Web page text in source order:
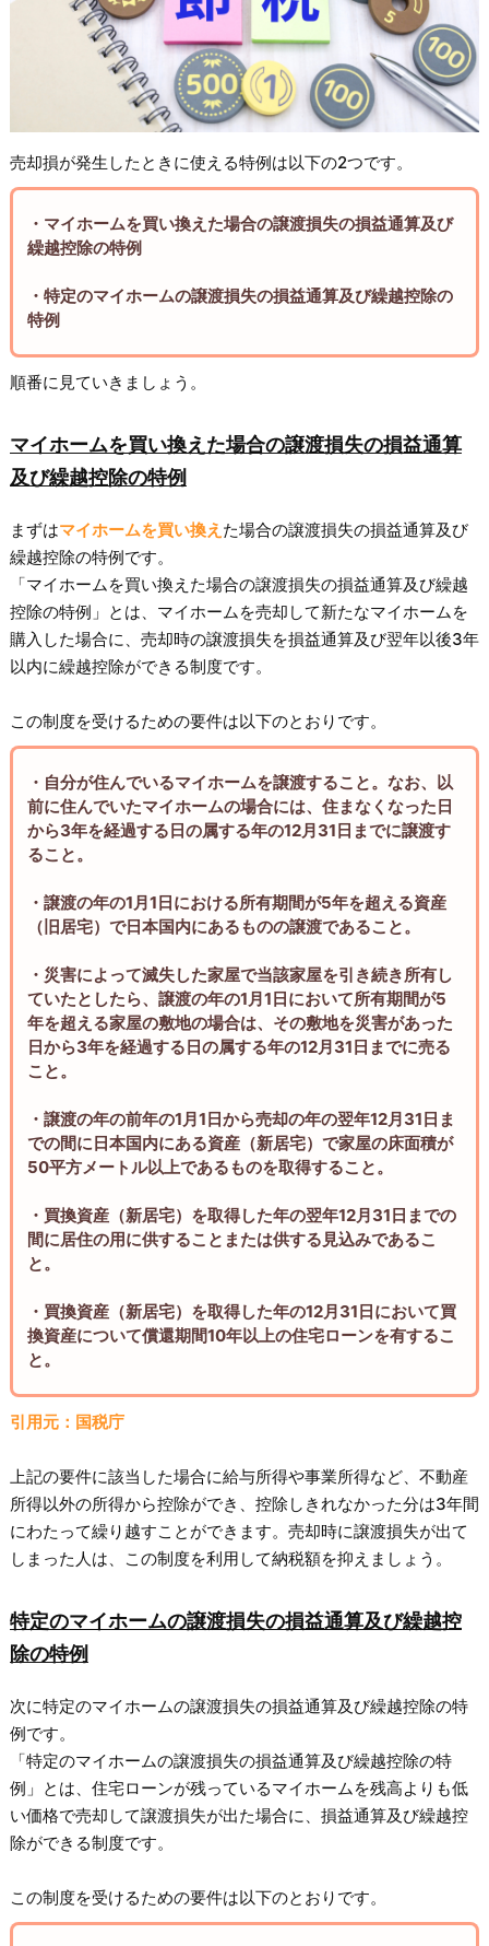
売却損が発生したときに使える特例は以下の2つです。
・マイホームを買い換えた場合の譲渡損失の損益通算及び
繰越控除の特例
・特定のマイホームの譲渡損失の損益通算及び繰越控除の
特例
順番に見ていきましょう。
マイホームを買い換えた場合の譲渡損失の損益通算
及び繰越控除の特例
まずはマイホームを買い換え た場合の譲渡損失の損益通算及び
繰越控除の特例です。
「マイホームを買い換えた場合の譲渡損失の損益通算及び繰越
控除の特例」とは、マイホームを売却して新たなマイホームを
購入した場合に、売却時の譲渡損失を損益通算及び翌年以後3年
以内に繰越控除ができる制度です。
この制度を受けるための要件は以下のとおりです。
・自分が住んでいるマイホームを譲渡すること。なお、以
前に住んでいたマイホームの場合には、住まなくなった日
から3年を経過する日の属する年の12月31日までに譲渡す
ること。
・譲渡の年の1月1日における所有期間が5年を超える資産
（旧居宅）で日本国内にあるものの譲渡であること。
・災害によって滅失した家屋で当該家屋を引き続き所有し
ていたとしたら、譲渡の年の1月1日において所有期間が5
年を超える家屋の敷地の場合は、その敷地を災害があった
日から3年を経過する日の属する年の12月31日までに売る
こと。
・譲渡の年の前年の1月1日から売却の年の翌年12月31日ま
での間に日本国内にある資産（新居宅）で家屋の床面積が
50平方メートル以上であるものを取得すること。
・買換資産（新居宅）を取得した年の翌年12月31日までの
間に居住の用に供することまたは供する見込みであるこ
と。
・買換資産（新居宅）を取得した年の12月31日において買
換資産について償還期間10年以上の住宅ローンを有するこ
と。
引用元：国税庁
上記の要件に該当した場合に給与所得や事業所得など、不動産
所得以外の所得から控除ができ、控除しきれなかった分は3年間
にわたって繰り越すことができます。売却時に譲渡損失が出て
しまった人は、この制度を利用して納税額を抑えましょう。
特定のマイホームの譲渡損失の損益通算及び繰越控
除の特例
次に特定のマイホームの譲渡損失の損益通算及び繰越控除の特
例です。
「特定のマイホームの譲渡損失の損益通算及び繰越控除の特
例」とは、住宅ローンが残っているマイホームを残高よりも低
い価格で売却して譲渡損失が出た場合に、損益通算及び繰越控
除ができる制度です。
この制度を受けるための要件は以下のとおりです。